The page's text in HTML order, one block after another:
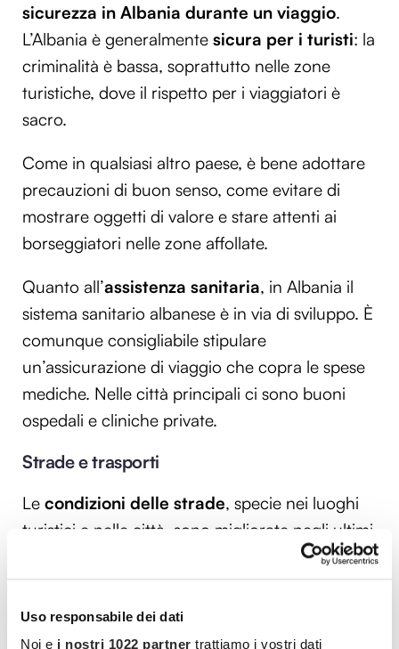
Uso responsabile dei dati
Noi e i nostri 1022 partner trattiamo i vostri dati
sicurezza in Albania durante un viaggio.
L’Albania è generalmente sicura per i turisti: la
criminalità è bassa, soprattutto nelle zone
turistiche, dove il rispetto per i viaggiatori è
sacro.
Come in qualsiasi altro paese, è bene adottare
precauzioni di buon senso, come evitare di
mostrare oggetti di valore e stare attenti ai
borseggiatori nelle zone affollate.
Quanto all’assistenza sanitaria, in Albania il
sistema sanitario albanese è in via di sviluppo. È
comunque consigliabile stipulare
un’assicurazione di viaggio che copra le spese
mediche. Nelle città principali ci sono buoni
ospedali e cliniche private.
Strade e trasporti
Le condizioni delle strade, specie nei luoghi
turistici e nelle città, sono migliorate negli ultimi
anni, ma è importante guidare con prudenza,
specialmente fuori dalle principali arterie. I
trasporti pubblicisono economici ma non
sempre puntuali.